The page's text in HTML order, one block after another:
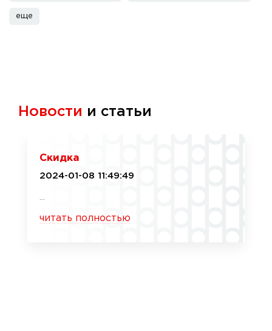
еще
Новости и статьи
Скидка
2024-01-08 11:49:49
читать полностью